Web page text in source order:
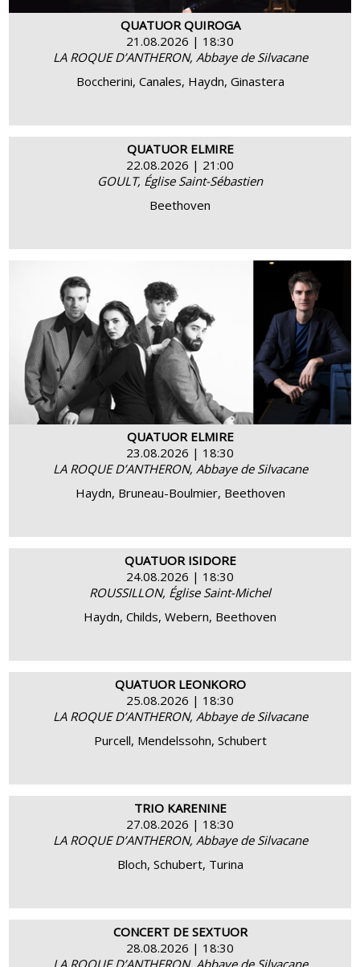
QUATUOR QUIROGA
21.08.2026 | 18:30
LA ROQUE D’ANTHERON, Abbaye de Silvacane
Boccherini, Canales, Haydn, Ginastera
QUATUOR ELMIRE
22.08.2026 | 21:00
GOULT, Église Saint-Sébastien
Beethoven
QUATUOR ELMIRE
23.08.2026 | 18:30
LA ROQUE D’ANTHERON, Abbaye de Silvacane
Haydn, Bruneau-Boulmier, Beethoven
BUY MORE INFO
QUATUOR ISIDORE
24.08.2026 | 18:30
ROUSSILLON, Église Saint-Michel
Haydn, Childs, Webern, Beethoven
QUATUOR LEONKORO
25.08.2026 | 18:30
LA ROQUE D’ANTHERON, Abbaye de Silvacane
Purcell, Mendelssohn, Schubert
MORE INFO
TRIO KARENINE
27.08.2026 | 18:30
LA ROQUE D’ANTHERON, Abbaye de Silvacane
Bloch, Schubert, Turina
MORE INFO
CONCERT DE SEXTUOR
28.08.2026 | 18:30
LA ROQUE D’ANTHERON, Abbaye de Silvacane